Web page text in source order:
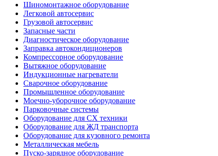
Шиномонтажное оборудование
Легковой автосервис
Грузовой автосервис
Запасные части
Диагностическое оборудование
Заправка автокондиционеров
Компрессорное оборудование
Вытяжное оборудование
Индукционные нагреватели
Сварочное оборудование
Промышленное оборудование
Моечно-уборочное оборудование
Парковочные системы
Оборудование для СХ техники
Оборудование для ЖД транспорта
Оборудование для кузовного ремонта
Металлическая мебель
Пуско-зарядное оборудование